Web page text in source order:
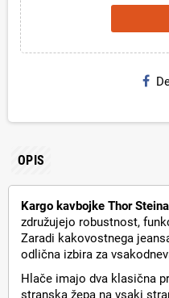
OPIS
Kargo kavbojke Thor
združujejo robustnost,
Zaradi kakovostnega
odlična izbira za
Hlače imajo dva klasična
stranska žepa na vsaki